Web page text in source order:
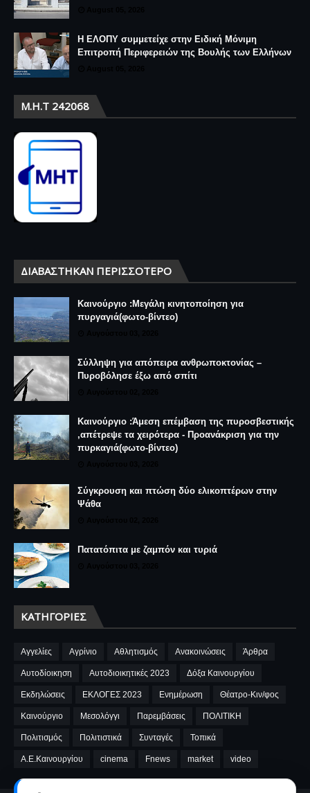
Η ΕΛΟΠΥ συμμετείχε στην Ειδική Μόνιμη
Επιτροπή Περιφερειών της Βουλής των Ελλήνων
Μ.Η.Τ 242068
ΔΙΑΒΆΣΤΗΚΑΝ ΠΕΡΙΣΣΌΤΕΡΟ
Καινούργιο :Μεγάλη κινητοποίηση για
πυργαγιά(φωτο-βίντεο)
Σύλληψη για απόπειρα ανθρωποκτονίας –
Πυροβόλησε έξω από σπίτι
Καινούργιο :Άμεση επέμβαση της πυροσβεστικής
,απέτρεψε τα χειρότερα - Προανάκριση για την
πυρκαγιά(φωτο-βίντεο)
Σύγκρουση και πτώση δύο ελικοπτέρων στην
Ψάθα
Πατατόπιτα με ζαμπόν και τυριά
ΚΑΤΗΓΟΡΊΕΣ
Αγγελίες Αγρίνιο Αθλητισμός Ανακοινώσεις Άρθρα
Αυτοδίοικηση Αυτοδιοικητικές 2023 Δόξα Καινουργίου
Εκδηλώσεις ΕΚΛΟΓΕΣ 2023 Ενημέρωση Θέατρο-Κιν/φος
Καινούργιο Μεσολόγγι Παρεμβάσεις ΠΟΛΙΤΙΚΗ
Πολιτισμός Πολιτιστικά Συνταγές Τοπικά
A.E.Καινουργίου cinema Fnews market video